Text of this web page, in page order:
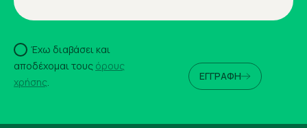
Έχω διαβάσει και
αποδέχομαι τους όρους
χρήσης. ΕΓΓΡΑΦΗ